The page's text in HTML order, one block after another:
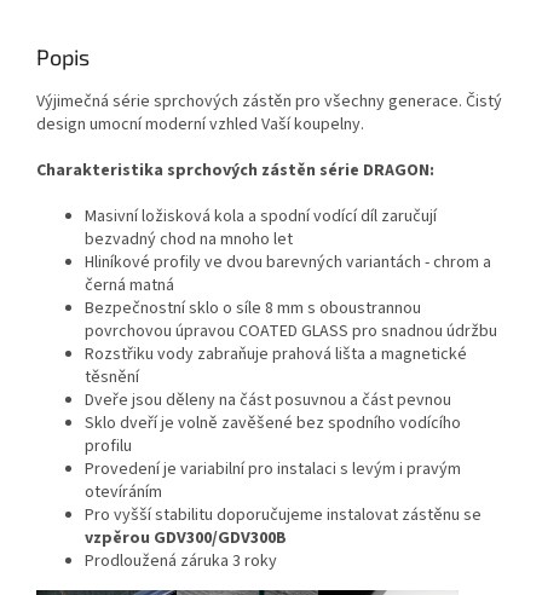
Popis
Výjimečná série sprchových zástěn pro všechny generace. Čistý
design umocní moderní vzhled Vaší koupelny.
Charakteristika sprchových zástěn série DRAGON:
Masivní ložisková kola a spodní vodící díl zaručují
bezvadný chod na mnoho let
Hliníkové profily ve dvou barevných variantách - chrom a
černá matná
Bezpečnostní sklo o síle 8 mm s oboustrannou
povrchovou úpravou COATED GLASS pro snadnou údržbu
Rozstřiku vody zabraňuje prahová lišta a magnetické
těsnění
Dveře jsou děleny na část posuvnou a část pevnou
Sklo dveří je volně zavěšené bez spodního vodícího
profilu
Provedení je variabilní pro instalaci s levým i pravým
otevíráním
Pro vyšší stabilitu doporučujeme instalovat zástěnu se
vzpěrou GDV300/GDV300B
Prodloužená záruka 3 roky